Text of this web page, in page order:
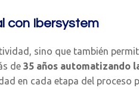
con Ibersystem
sino que también
de 35 años automatizando
en cada etapa del proceso